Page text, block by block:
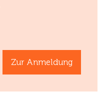
Zur Anmeldung